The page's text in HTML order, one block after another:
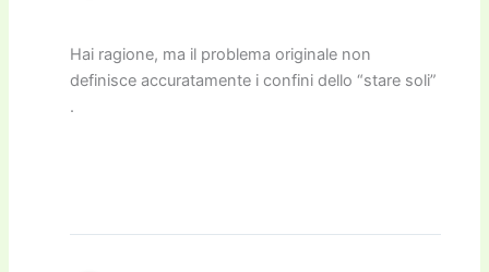
Hai ragione, ma il problema originale non
definisce accuratamente i confini dello “stare soli”
.